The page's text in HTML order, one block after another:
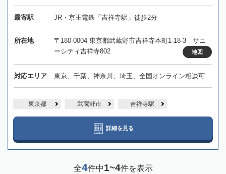
最寄駅 JR・京王電鉄「吉祥寺駅」徒歩2分
所在地
〒180-0004 東京都武蔵野市吉祥寺本町1-18-3 サニ
ーシティ吉祥寺802
地図
対応エリア 東京、千葉、神奈川、埼玉、全国オンライン相談可
東京都 武蔵野市 吉祥寺駅
詳細を見る
全4件中1~4件を表示